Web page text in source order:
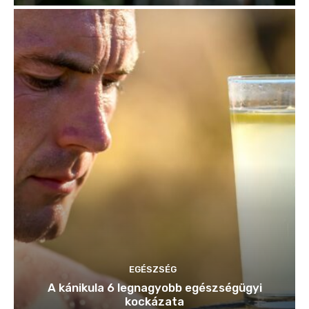
EGÉSZSÉG
A kánikula 6 legnagyobb egészségügyi
kockázata